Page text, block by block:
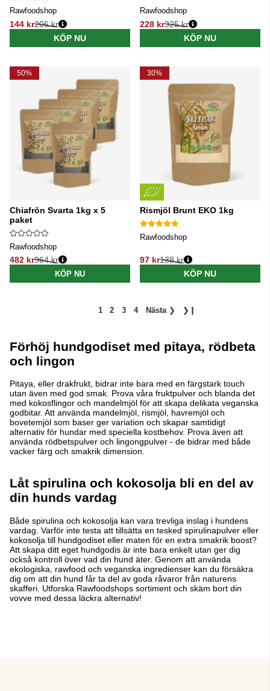
Rawfoodshop
144 kr
Ordinarie pris:
206 kr
KÖP NU
Rawfoodshop
228 kr
Ordinarie pris:
325 kr
KÖP NU
50%
Chiafrön Svarta 1kg x 5
paket
Rawfoodshop
482 kr
Ordinarie pris:
964 kr
KÖP NU
30%
Rismjöl Brunt EKO 1kg
Rawfoodshop
97 kr
Ordinarie pris:
138 kr
KÖP NU
1 2 3 4 Nästa ❯ ❯❙
Förhöj hundgodiset med pitaya, rödbeta
och lingon
Pitaya, eller drakfrukt, bidrar inte bara med en färgstark touch
utan även med god smak. Prova våra fruktpulver och blanda det
med kokosflingor och mandelmjöl för att skapa delikata veganska
godbitar. Att använda mandelmjöl, rismjöl, havremjöl och
bovetemjöl som baser ger variation och skapar samtidigt
alternativ för hundar med speciella kostbehov. Prova även att
använda rödbetspulver och lingongpulver - de bidrar med både
vacker färg och smakrik dimension.
Låt spirulina och kokosolja bli en del av
din hunds vardag
Både spirulina och kokosolja kan vara trevliga inslag i hundens
vardag. Varför inte testa att tillsätta en tesked spirulinapulver eller
kokosolja till hundgodiset eller maten för en extra smakrik boost?
Att skapa ditt eget hundgodis är inte bara enkelt utan ger dig
också kontroll över vad din hund äter. Genom att använda
ekologiska, rawfood och veganska ingredienser kan du försäkra
dig om att din hund får ta del av goda råvaror från naturens
skafferi. Utforska Rawfoodshops sortiment och skäm bort din
vovve med dessa läckra alternativ!